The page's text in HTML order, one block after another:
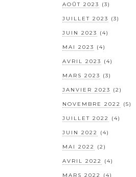
AOÛT 2023 (3)
JUILLET 2023 (3)
JUIN 2023 (4)
MAI 2023 (4)
AVRIL 2023 (4)
MARS 2023 (3)
JANVIER 2023 (2)
NOVEMBRE 2022 (5)
JUILLET 2022 (4)
JUIN 2022 (4)
MAI 2022 (2)
AVRIL 2022 (4)
MARS 2022 (4)